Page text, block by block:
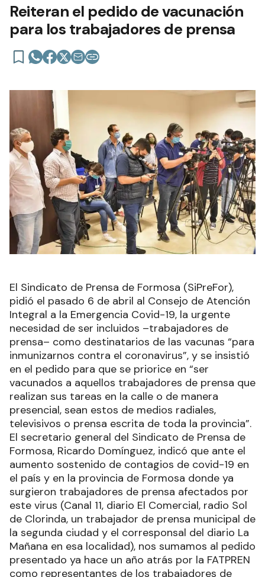
Reiteran el pedido de vacunación
para los trabajadores de prensa
El Sindicato de Prensa de Formosa (SiPreFor),
pidió el pasado 6 de abril al Consejo de Atención
Integral a la Emergencia Covid-19, la urgente
necesidad de ser incluidos –trabajadores de
prensa– como destinatarios de las vacunas “para
inmunizarnos contra el coronavirus”, y se insistió
en el pedido para que se priorice en “ser
vacunados a aquellos trabajadores de prensa que
realizan sus tareas en la calle o de manera
presencial, sean estos de medios radiales,
televisivos o prensa escrita de toda la provincia”.
El secretario general del Sindicato de Prensa de
Formosa, Ricardo Domínguez, indicó que ante el
aumento sostenido de contagios de covid-19 en
el país y en la provincia de Formosa donde ya
surgieron trabajadores de prensa afectados por
este virus (Canal 11, diario El Comercial, radio Sol
de Clorinda, un trabajador de prensa municipal de
la segunda ciudad y el corresponsal del diario La
Mañana en esa localidad), nos sumamos al pedido
presentado ya hace un año atrás por la FATPREN
como representantes de los trabajadores de